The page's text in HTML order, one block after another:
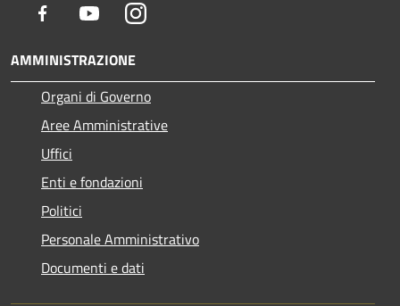
Facebook YoutubeInstagram
AMMINISTRAZIONE
Organi di Governo
Aree Amministrative
Uffici
Enti e fondazioni
Politici
Personale Amministrativo
Documenti e dati